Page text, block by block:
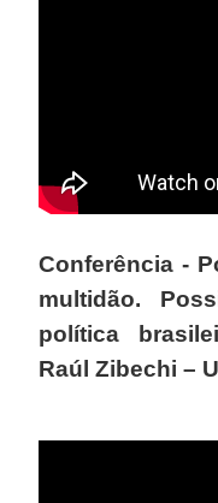
Conferência -
multidão.
política
Raúl Zibechi –